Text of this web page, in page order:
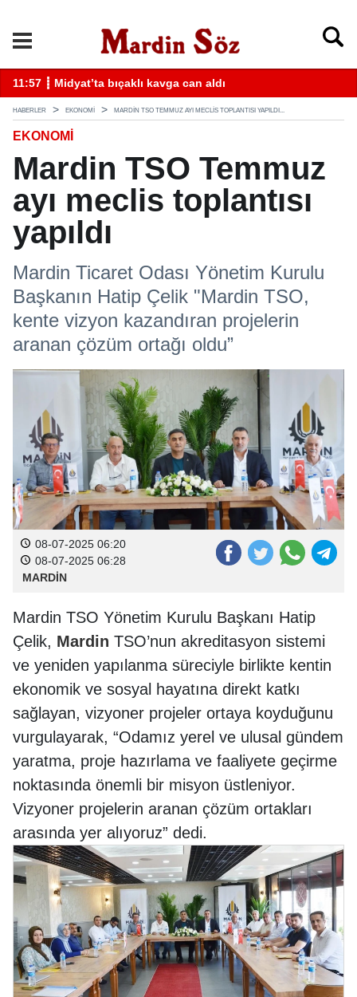
11:57 ┋ Midyat’ta bıçaklı kavga can aldı
HABERLER EKONOMİ MARDIN TSO TEMMUZ AYI MECLIS TOPLANTISI YAPILDI...
EKONOMİ
Mardin TSO Temmuz
ayı meclis toplantısı
yapıldı
Mardin Ticaret Odası Yönetim Kurulu
Başkanın Hatip Çelik "Mardin TSO,
kente vizyon kazandıran projelerin
aranan çözüm ortağı oldu”
08-07-2025 06:20
08-07-2025 06:28
MARDİN
Mardin TSO Yönetim Kurulu Başkanı Hatip
Çelik, Mardin TSO’nun akreditasyon sistemi
ve yeniden yapılanma süreciyle birlikte kentin
ekonomik ve sosyal hayatına direkt katkı
sağlayan, vizyoner projeler ortaya koyduğunu
vurgulayarak, “Odamız yerel ve ulusal gündem
yaratma, proje hazırlama ve faaliyete geçirme
noktasında önemli bir misyon üstleniyor.
Vizyoner projelerin aranan çözüm ortakları
arasında yer alıyoruz” dedi.